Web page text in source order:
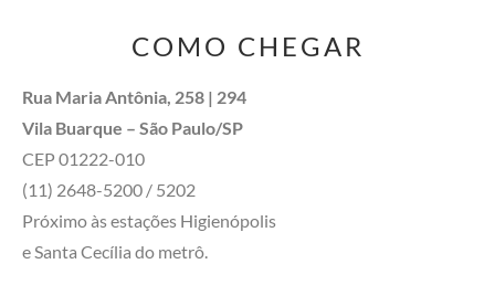
COMO CHEGAR
Rua Maria Antônia, 258 | 294
Vila Buarque – São Paulo/SP
CEP 01222-010
(11) 2648-5200 / 5202
Próximo às estações Higienópolis
e Santa Cecília do metrô.